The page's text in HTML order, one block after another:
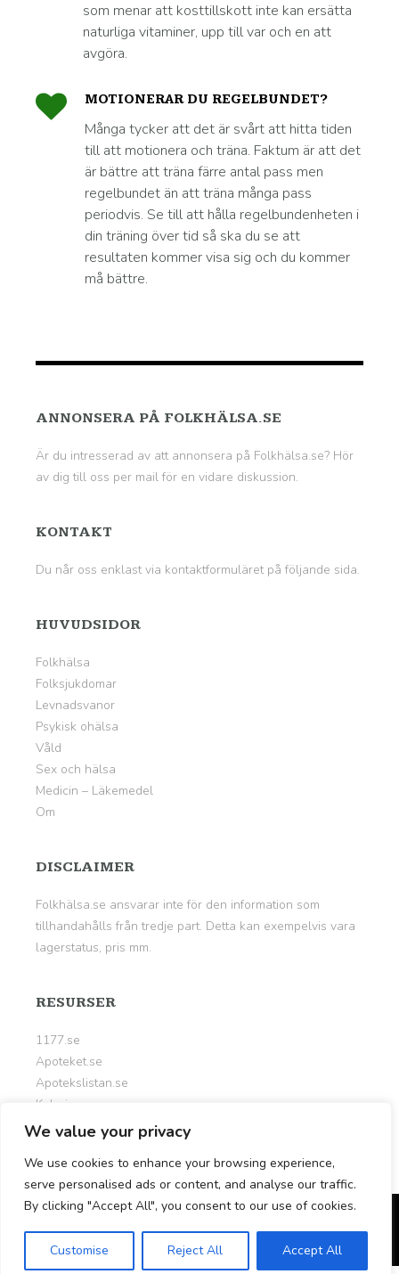
We value your privacy
We use cookies to enhance your browsing experience,
serve personalised ads or content, and analyse our traffic.
By clicking "Accept All", you consent to our use of cookies.
Customise Reject All Accept All
som menar att kosttillskott inte kan ersätta
naturliga vitaminer, upp till var och en att
avgöra.
MOTIONERAR DU REGELBUNDET?
Många tycker att det är svårt att hitta tiden
till att motionera och träna. Faktum är att det
är bättre att träna färre antal pass men
regelbundet än att träna många pass
periodvis. Se till att hålla regelbundenheten i
din träning över tid så ska du se att
resultaten kommer visa sig och du kommer
må bättre.
ANNONSERA PÅ FOLKHÄLSA.SE
Är du intresserad av att annonsera på Folkhälsa.se? Hör
av dig till oss per mail för en vidare diskussion.
KONTAKT
Du når oss enklast via kontaktformuläret på följande sida.
HUVUDSIDOR
Folkhälsa
Folksjukdomar
Levnadsvanor
Psykisk ohälsa
Våld
Sex och hälsa
Medicin – Läkemedel
Om
DISCLAIMER
Folkhälsa.se ansvarar inte för den information som
tillhandahålls från tredje part. Detta kan exempelvis vara
lagerstatus, pris mm.
RESURSER
1177.se
Apoteket.se
Apotekslistan.se
Kalorier.org
Livsportalen.se
© Copyright 2026